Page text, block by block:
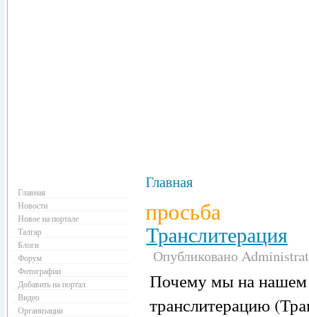
Главная
просьба
Транслитерация
Опубликовано
Почему мы на нашем
транслитерацию
Главная
Новости
Новое на портале
Талгар
Блоги
Форум
Фотографии
Добавить на портал
Видео
Организации